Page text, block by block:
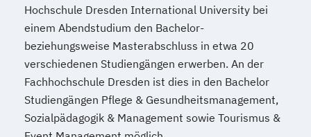
Hochschule Dresden International University bei
einem Abendstudium den Bachelor-
beziehungsweise Masterabschluss in etwa 20
verschiedenen Studiengängen erwerben. An der
Fachhochschule Dresden ist dies in den Bachelor
Studiengängen Pflege & Gesundheitsmanagement,
Sozialpädagogik & Management sowie Tourismus &